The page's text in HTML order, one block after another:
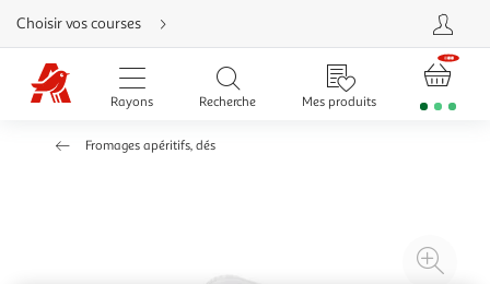
Aller
directement
au
contenu
Aller
directement
Aller
Choisir vos courses
Rayons Recherche Mes produits
Fromages apéritifs, dés